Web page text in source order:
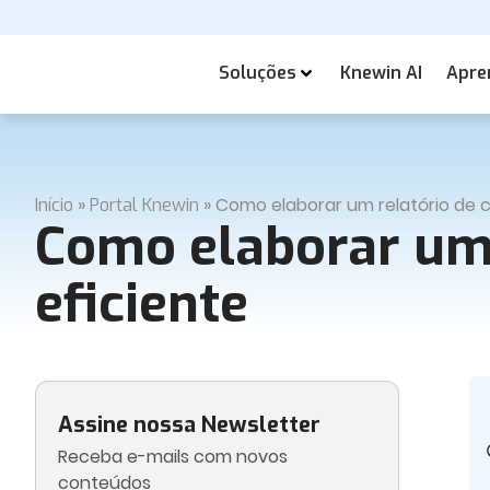
Soluções Knewin AI
Início »Portal Knewin »Como elaborar um relatório de
Como elaborar
eficiente
Assine nossa Newsletter
Receba e-mails com novos
conteúdos